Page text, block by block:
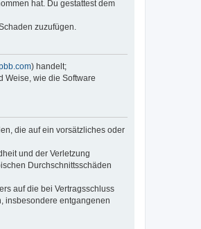
hat. Du gestattest dem
zuzufügen.
) handelt;
Weise, wie die Software
die auf ein vorsätzliches oder
und der Verletzung
Durchschnittsschäden
auf die bei Vertragsschluss
insbesondere entgangenen